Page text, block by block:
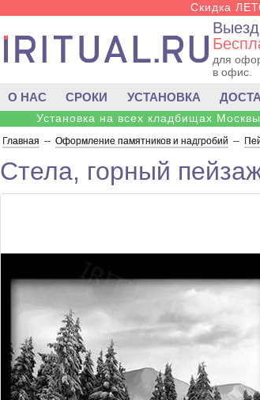
Скидка
для
в офис.
О НАС СРОКИ УСТАНОВКА
Установка на всех кладбищах
Главная -- Оформление памятников и надгробий --
Стела, горный